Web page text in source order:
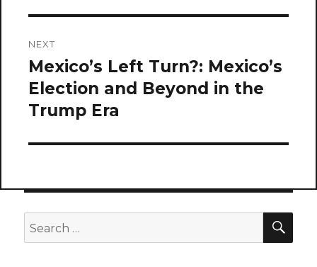
NEXT
Next
post:
Mexico’s Left Turn?: Mexico’s
Election and Beyond in the
Trump Era
Search
for: